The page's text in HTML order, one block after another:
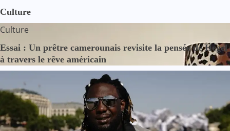
Culture
Culture
Essai : Un prêtre camerounais revisite la pensée de Hegel
à travers le rêve américain